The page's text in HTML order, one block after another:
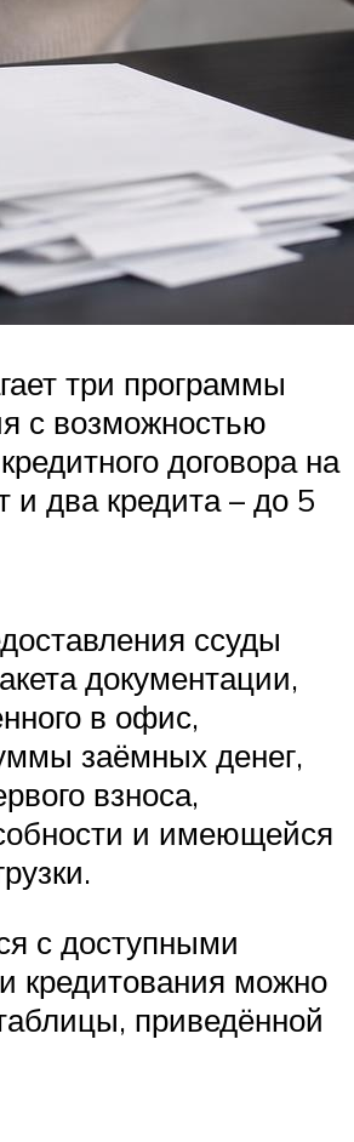
три программы
с возможностью
договора на
и два кредита – до 5
ссуды
документации,
в офис,
заёмных денег,
взноса,
и имеющейся
с доступными
кредитования можно
приведённой